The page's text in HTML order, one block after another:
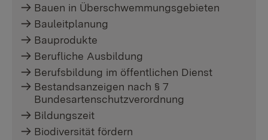
Bauen in Überschwemmungsgebieten
Bauleitplanung
Bauprodukte
Berufliche Ausbildung
Berufsbildung im öffentlichen Dienst
Bestandsanzeigen nach § 7
Bundesartenschutzverordnung
Bildungszeit
Biodiversität fördern